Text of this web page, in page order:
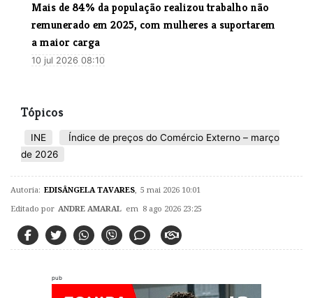
Mais de 84% da população realizou trabalho não
remunerado em 2025, com mulheres a suportarem
a maior carga
10 jul 2026 08:10
Tópicos
INE
Índice de preços do Comércio Externo – março
de 2026
Autoria: EDISÂNGELA TAVARES, 5 mai 2026 10:01
Editado por ANDRE AMARAL em 8 ago 2026 23:25
pub